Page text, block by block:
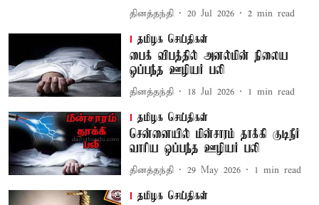
தினத்தந்தி 20 Jul 2026 2 min read
தமிழக செய்திகள்
பைக் விபத்தில் அனல்மின் நிலைய
ஒப்பந்த ஊழியர் பலி
தினத்தந்தி 18 Jul 2026 1 min read
தமிழக செய்திகள்
சென்னையில் மின்சாரம் தாக்கி குடிநீர்
வாரிய ஒப்பந்த ஊழியர் பலி
தினத்தந்தி 29 May 2026 1 min read
தமிழக செய்திகள்